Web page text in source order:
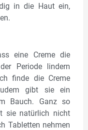
in die Haut ein,
eine Creme die
Periode lindern
finde die Creme
gibt sie ein
Bauch. Ganz so
sie natürlich nicht
Tabletten nehmen